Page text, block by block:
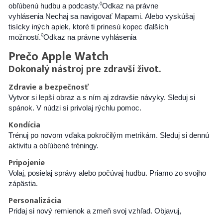
obľúbenú hudbu a podcasty.◊Odkaz na právne
vyhláseniaNechaj sa navigovať Mapami. Alebo vyskúšaj
tisícky iných apiek, ktoré ti prinesú kopec ďalších
možností.◊Odkaz na právne vyhlásenia
Prečo Apple Watch
Dokonalý nástroj pre zdravší život.
Zdravie a bezpečnosť
Vytvor si lepší obraz a s ním aj zdravšie návyky. Sleduj si
spánok. V núdzi si privolaj rýchlu pomoc.
Kondícia
Trénuj po novom vďaka pokročilým metrikám. Sleduj si dennú
aktivitu a obľúbené tréningy.
Pripojenie
Volaj, posielaj správy alebo počúvaj hudbu. Priamo zo svojho
zápästia.
Personalizácia
Pridaj si nový remienok a zmeň svoj vzhľad. Objavuj,